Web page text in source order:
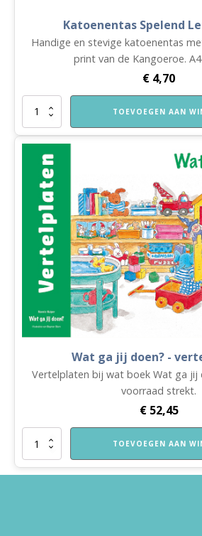
Katoenentas Spelend
Handige en stevige katoenentas
print van de Kangoeroe.
€ 4,70
Katoenentas
Leren
aantal
TOEVOEGEN AAN
Wat ga jij doen? -
Vertelplaten bij wat boek Wat ga jij
voorraad strekt.
€52,45
Wat
jij
TOEVOEGEN AAN